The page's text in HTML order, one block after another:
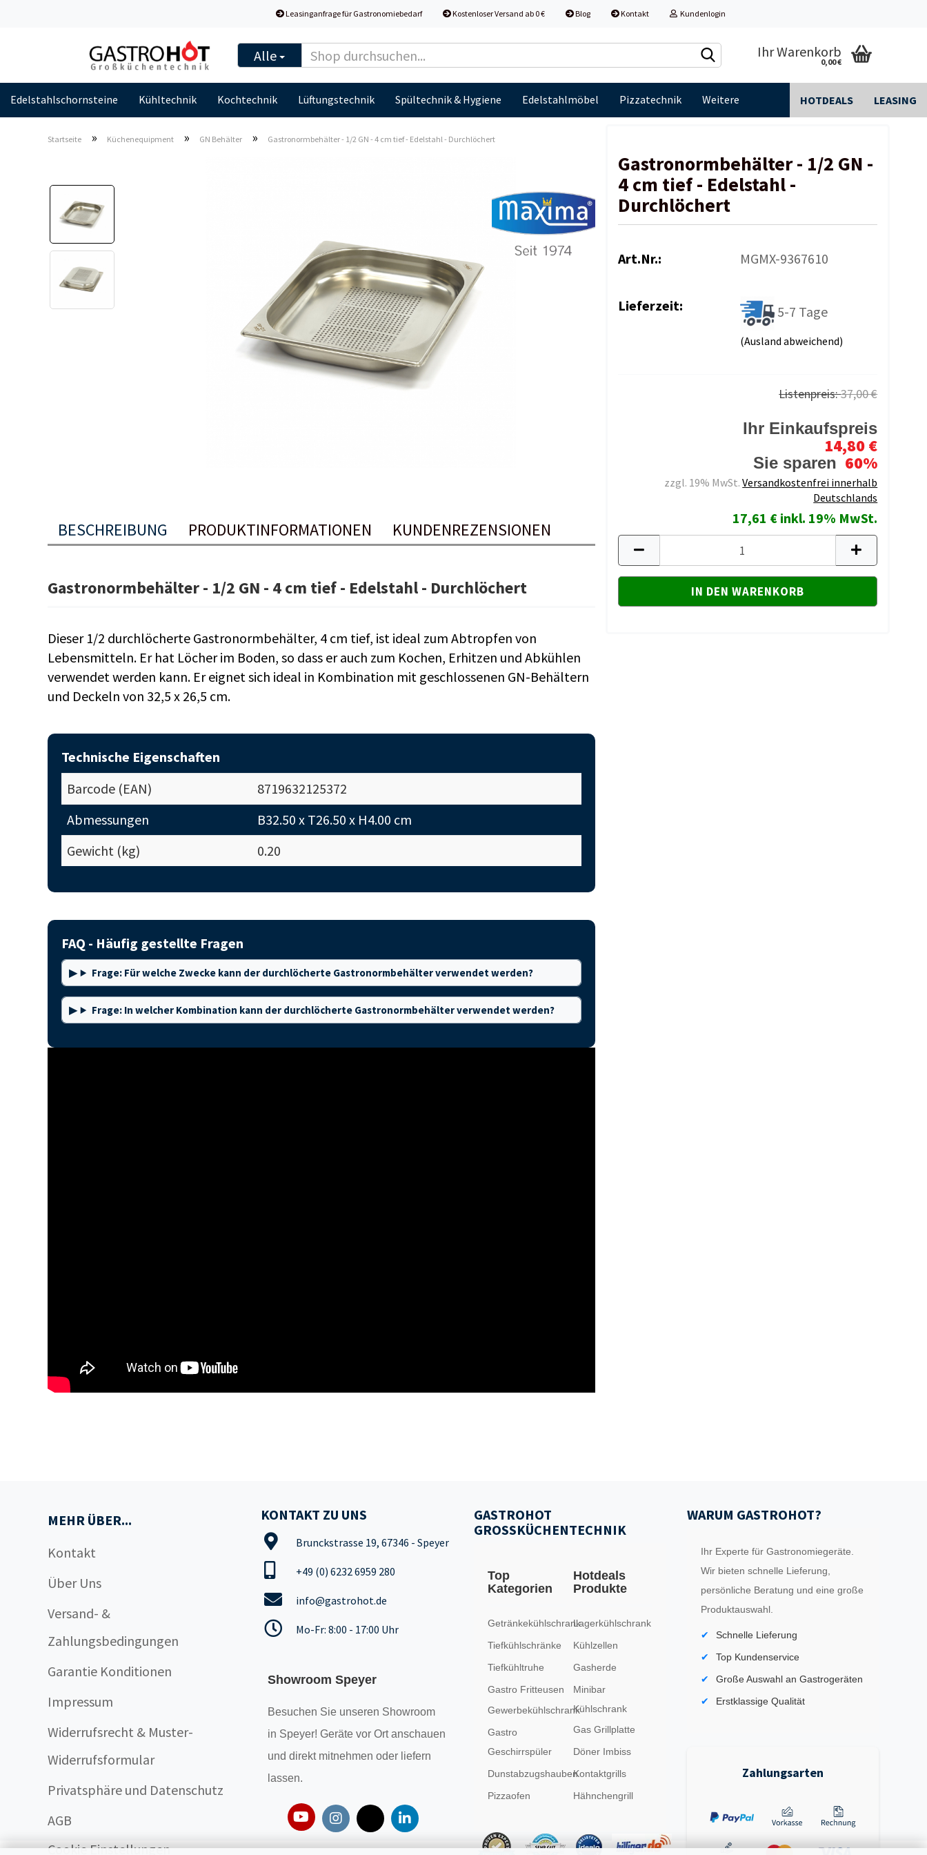
Leasinganfrage für Gastronomiebedarf Kostenloser Versand ab 0 € Blog Kontakt Kundenlogin
Alle Ihr Warenkorb
0,00 €
Edelstahlschornsteine Kühltechnik Kochtechnik Lüftungstechnik Spültechnik & Hygiene Edelstahlmöbel Pizzatechnik HOTDEALS LEASING
Weitere
Startseite » Küchenequipment » GN Behälter » Gastronormbehälter - 1/2 GN - 4 cm tief - Edelstahl - Durchlöchert
Gastronormbehälter - 1/2 GN -
4 cm tief - Edelstahl -
Durchlöchert
Art.Nr.: MGMX-9367610
Lieferzeit: 5-7 Tage
(Ausland abweichend)
Listenpreis:37,00 €
Ihr Einkaufspreis
14,80 €
Sie sparen 60%
zzgl. 19% MwSt.Versandkostenfrei innerhalb
Deutschlands
17,61 € inkl. 19% MwSt.
BESCHREIBUNG PRODUKTINFORMATIONEN KUNDENREZENSIONEN
Gastronormbehälter - 1/2 GN - 4 cm tief - Edelstahl - Durchlöchert
Dieser 1/2 durchlöcherte Gastronormbehälter, 4 cm tief, ist ideal zum Abtropfen von
Lebensmitteln. Er hat Löcher im Boden, so dass er auch zum Kochen, Erhitzen und Abkühlen
verwendet werden kann. Er eignet sich ideal in Kombination mit geschlossenen GN-Behältern
und Deckeln von 32,5 x 26,5 cm.
Technische Eigenschaften
Barcode (EAN)
8719632125372
Abmessungen
B32.50 x T26.50 x H4.00 cm
Gewicht (kg)
0.20
FAQ - Häufig gestellte Fragen
Frage: Für welche Zwecke kann der durchlöcherte Gastronormbehälter verwendet werden?
Frage: In welcher Kombination kann der durchlöcherte Gastronormbehälter verwendet werden?
MEHR ÜBER...
Kontakt
Über Uns
Versand- &
Zahlungsbedingungen
Garantie Konditionen
Impressum
Widerrufsrecht & Muster-
Widerrufsformular
Privatsphäre und Datenschutz
AGB
Cookie Einstellungen
KONTAKT ZU UNS
Brunckstrasse 19, 67346 - Speyer
+49 (0) 6232 6959 280
info@gastrohot.de
Mo-Fr: 8:00 - 17:00 Uhr
Showroom Speyer
Besuchen Sie unseren Showroom
in Speyer! Geräte vor Ort anschauen
und direkt mitnehmen oder liefern
lassen.
GASTROHOT
GROSSKÜCHENTECHNIK
Top
Kategorien
Getränkekühlschrank
Tiefkühlschränke
Tiefkühltruhe
Gastro Fritteusen
Gewerbekühlschrank
Gastro
Geschirrspüler
Dunstabzugshauben
Pizzaofen
Hotdeals
Produkte
Lagerkühlschrank
Kühlzellen
Gasherde
Minibar
Kühlschrank
Gas Grillplatte
Döner Imbiss
Kontaktgrills
Hähnchengrill
WARUM GASTROHOT?
Ihr Experte für Gastronomiegeräte.
Wir bieten schnelle Lieferung,
persönliche Beratung und eine große
Produktauswahl.
Schnelle Lieferung
Top Kundenservice
Große Auswahl an Gastrogeräten
Erstklassige Qualität
Zahlungsarten